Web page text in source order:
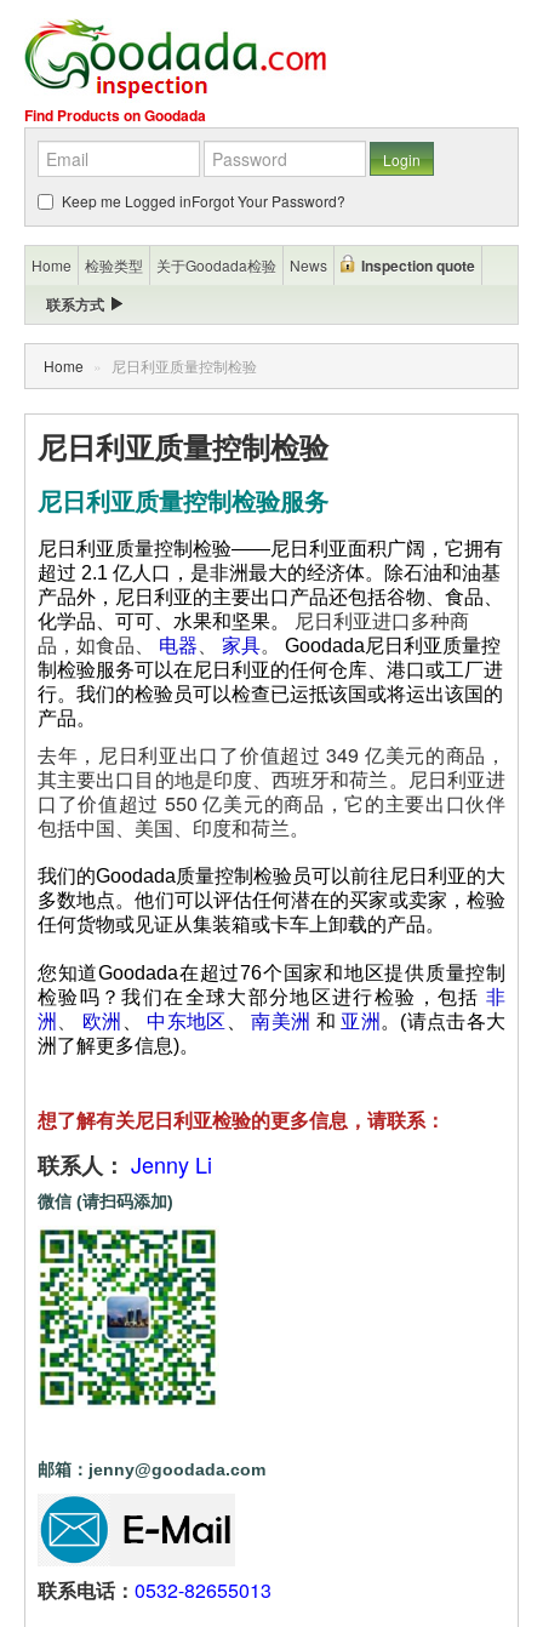
Find Products on Goodada
Keep me Logged inForgot Your Password?
Home 检验类型 关于Goodada检验 News
Inspection quote
联系方式
Home » 尼日利亚质量控制检验
尼日利亚质量控制检验
尼日利亚质量控制检验服务
尼日利亚质量控制检验——尼日利亚面积广阔，它拥有
超过 2.1 亿人口，是非洲最大的经济体。除石油和油基
产品外，尼日利亚的主要出口产品还包括谷物、食品、
化学品、可可、水果和坚果。
尼日利亚进口多种商
品，如食品、 电器 家具。 Goodada尼日利亚质量控
制检验服务可以在尼日利亚的任何仓库、港口或工厂进
行。我们的检验员可以检查已运抵该国或将运出该国的
产品。
去年，尼日利亚出口了价值超过 349 亿美元的商品，
其主要出口目的地是印度、西班牙和荷兰。尼日利亚进
口了价值超过 550 亿美元的商品，它的主要出口伙伴
包括中国、美国、印度和荷兰。
我们的Goodada质量控制检验员可以前往尼日利亚的大
多数地点。他们可以评估任何潜在的买家或卖家，检验
任何货物或见证从集装箱或卡车上卸载的产品。
您知道Goodada在超过76个国家和地区提供质量控制
检验吗？我们在全球大部分地区进行检验，包括 非
洲
欧洲 、中东地区 、南美洲 和 亚洲 。(请点击各大
洲了解更多信息)。
想了解有关尼日利亚检验的更多信息，请联系：
联系人： Jenny Li
微信 (请扫码添加)
邮箱：jenny@goodada.com
联系电话： 0532-82655013